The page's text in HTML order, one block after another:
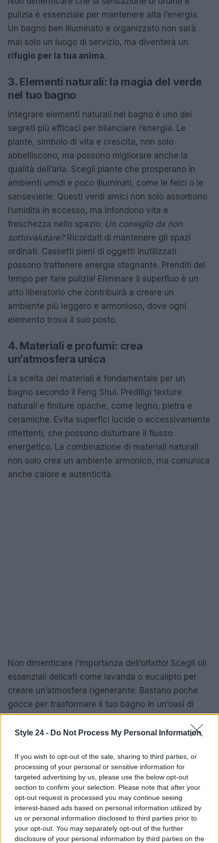
Style 24 - Do Not Process My Personal Information
If you wish to opt-out of the sale, sharing to third parties, or
processing of your personal or sensitive information for
targeted advertising by us, please use the below opt-out
section to confirm your selection. Please note that after your
opt-out request is processed you may continue seeing
interest-based ads based on personal information utilized by
us or personal information disclosed to third parties prior to
your opt-out. You may separately opt-out of the further
disclosure of your personal information by third parties on the
pulizia è essenziale per mantenere alta l’energia.
Un bagno ben illuminato e organizzato non sarà
mai solo un luogo di servizio, ma diventerà un
rifugio per la tua anima.
3. Elementi naturali: la magia del verde
nel tuo bagno
Integrare elementi naturali nel bagno è uno dei
segreti più efficaci per bilanciare l’energia. Le
piante, simbolo di vita e crescita, non solo
abbelliscono, ma possono migliorare anche la
qualità dell’aria. Scegli piante che prosperano in
ambienti umidi e poco illuminati, come le felci o le
sansevierie. Questi verdi amici non solo assorbono
l’umidità in eccesso, ma infondono vita e
freschezza nello spazio. Un consiglio da non
sottovalutare?Ricordati di mantenere gli spazi
ordinati. Cassetti pieni di oggetti inutilizzati
possono trattenere energia stagnante. Prenditi del
tempo per fare pulizia! Eliminare il superfluo è un
atto liberatorio che contribuirà a creare un
ambiente più leggero e armonioso, dove ogni
elemento trova il suo posto.
4. Materiali e profumi: crea
un’atmosfera unica
La scelta dei materiali è fondamentale per un
bagno secondo il Feng Shui. Prediligi texture
naturali e finiture opache, come legno, pietra e
ceramiche. Evita superfici lucide o eccessivamente
riflettenti, che possono disturbare il flusso
energetico. La combinazione di materiali naturali
non solo crea un ambiente armonico, ma comunica
anche calore e autenticità.
Non dimenticare l’importanza dell’olfatto! Scegli oli
essenziali delicati come lavanda o eucalipto per
creare un’atmosfera rigenerante. Bastano poche
gocce per trasformare il tuo bagno in un’oasi di
relax. La fragranza giusta può avere un impatto
sorprendente sul tuo umore e sul tuo benessere.
In sintesi, arredare il bagno seguendo i principi del
Feng Shui non è solo un modo per decorare, ma un
vero e proprio rito di cura del proprio spazio. Ogni
scelta, dalla disposizione degli arredi all’uso di
materiali e profumi, può contribuire a creare un
ambiente di tranquillità e armonia.Non perdere
l’opportunità di trasformare il tuo bagno in un